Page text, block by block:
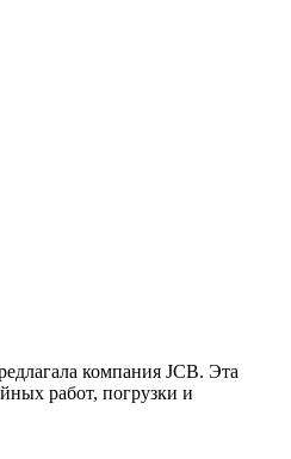
компания JCB. Эта
работ, погрузки и